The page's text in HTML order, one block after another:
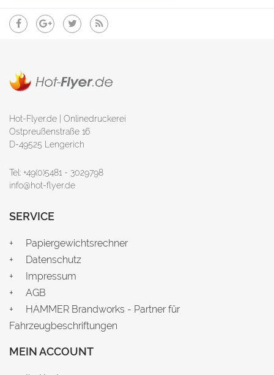
Hot-Flyer.de | Onlinedruckerei
Ostpreußenstraße 16
D-49525 Lengerich
Tel: +49(0)5481 - 3029798
info@hot-flyer.de
SERVICE
Papiergewichtsrechner
Datenschutz
Impressum
AGB
HAMMER Brandworks - Partner für
Fahrzeugbeschriftungen
MEIN ACCOUNT